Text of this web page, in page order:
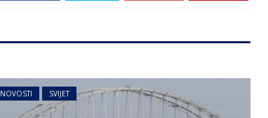
NOVOSTI SVIJET